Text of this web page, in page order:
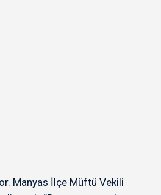
Manyas İlçe Müftü Vekili